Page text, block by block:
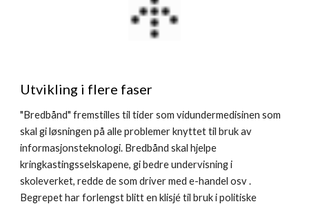
Utvikling i flere faser
"Bredbånd" fremstilles til tider som vidundermedisinen som
skal gi løsningen på alle problemer knyttet til bruk av
informasjonsteknologi. Bredbånd skal hjelpe
kringkastingsselskapene, gi bedre undervisning i
skoleverket, redde de som driver med e-handel osv .
Begrepet har forlengst blitt en klisjé til bruk i politiske